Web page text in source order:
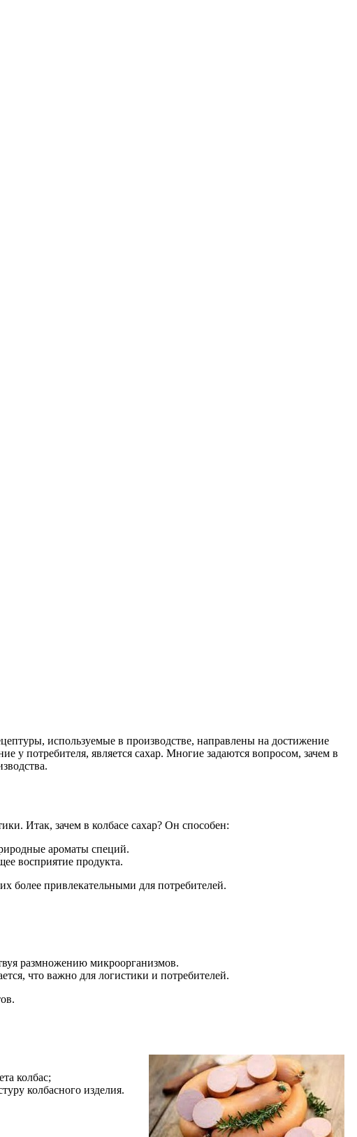
используемые в производстве, направлены на достижение
у потребителя, является сахар. Многие задаются вопросом, зачем в
Итак, зачем в колбасе сахар? Он способен:
ароматы специй.
восприятие продукта.
более привлекательными для потребителей.
размножению микроорганизмов.
что важно для логистики и потребителей.
колбас;
колбасного изделия.